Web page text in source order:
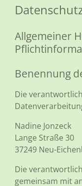
Allgemeiner
Benennung
Die
Nadine Jonzeck
Lange Straße 30
37249 Neu-
Die
gemeinsam mit